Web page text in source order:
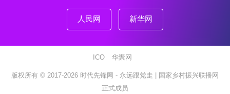
人民网 新华网
ICO 华聚网
版权所有 © 2017-2026 时代先锋网 - 永远跟党走 |
国家乡村振兴联播网
正式成员